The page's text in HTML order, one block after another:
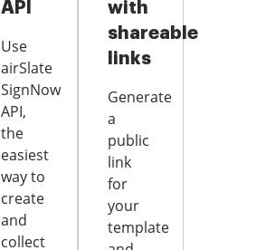
API
Use
airSlate
SignNow
API,
the
easiest
way to
create
and
collect
with
shareable
links
Generate
a
public
link
for
your
template